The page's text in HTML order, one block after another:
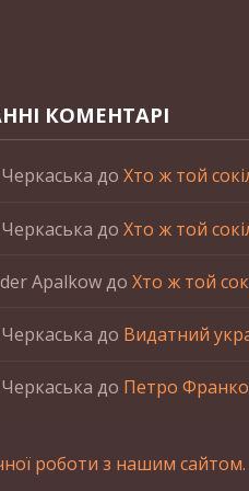
КОМЕНТАРІ
до Хто ж той
до Хто ж той
Apalkowдо Хто ж той
до Видатний
до Петро Франко
матеріалів сайта
роботи з нашим